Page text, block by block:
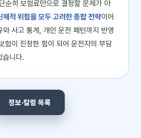
순히 보험료만으로 결정할 문제가 아
체적 위험을 모두 고려한 종합 전략이어
와 사고 통계, 개인 운전 패턴까지 반영
험이 진정한 힘이 되어 운전자의 부담
습니다.
정보·칼럼 목록